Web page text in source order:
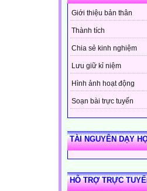
Giới thiệu bản thân
Thành tích
Chia sẻ kinh nghiệm
Lưu giữ kỉ niệm
Hình ảnh hoạt động
Soạn bài trực tuyến
TÀI NGUYÊN DẠY
HỖ TRỢ TRỰC